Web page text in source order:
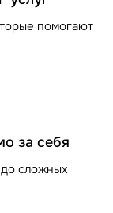
помогают
за себя
сложных